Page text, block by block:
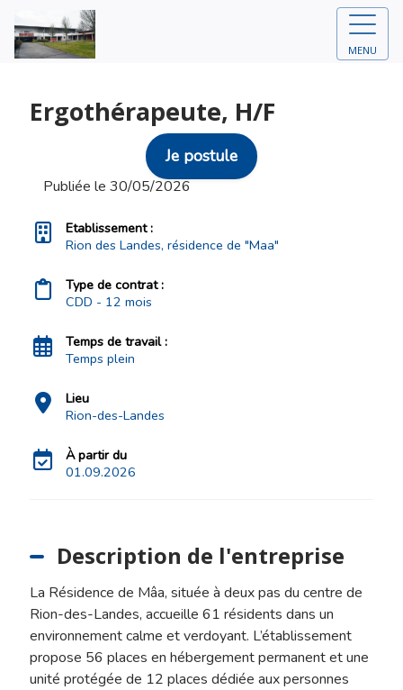
MENU
Ergothérapeute, H/F
Je postule
Publiée le 30/05/2026
Etablissement :
Rion des Landes, résidence de "Maa"
Type de contrat :
CDD - 12 mois
Temps de travail :
Temps plein
Lieu
Rion-des-Landes
À partir du
01.09.2026
Description de l'entreprise
La Résidence de Mâa, située à deux pas du centre de
Rion-des-Landes, accueille 61 résidents dans un
environnement calme et verdoyant. L’établissement
propose 56 places en hébergement permanent et une
unité protégée de 12 places dédiée aux personnes